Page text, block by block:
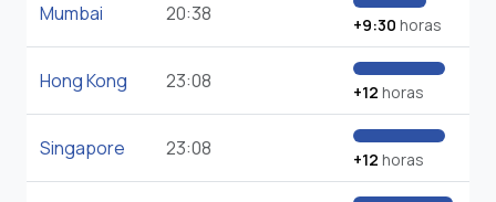
Mumbai 20:38 +9:30 horas
Hong Kong 23:08 +12 horas
Singapore 23:08 +12 horas